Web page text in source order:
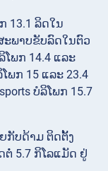
13.1 ລິດໃນ
ະພາບຂັບລົດໃນຕົວ
ໂພກ 14.4 ແລະ
ພກ 15 ແລະ 23.4
ບໍລິໂພກ 15.7
ກັບດ້າມ ຕິດຕັ້ງ
ຕໍ່ 5.7 ກິໂລແມັດ ຢູ່